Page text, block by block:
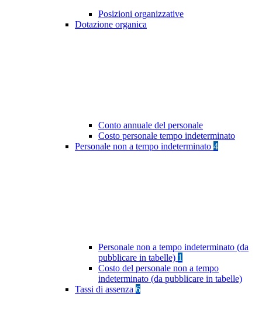
Posizioni organizzative
Dotazione organica
Conto annuale del personale
Costo personale tempo indeterminato
Personale non a tempo indeterminato 4
Personale non a tempo indeterminato (da
pubblicare in tabelle) 1
Costo del personale non a tempo
indeterminato (da pubblicare in tabelle)
Tassi di assenza 6